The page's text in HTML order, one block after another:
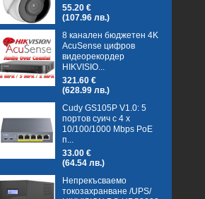
55.20 €
(107.96 лв.)
8 канален бюджетен 4K
AcuSense цифров
видеорекордер
HIKVISIO...
321.60 €
(628.99 лв.)
Cudy GS105P V1.0: 5
портов суич с 4 x
10/100/1000 Mbps PoE
п...
33.00 €
(64.54 лв.)
Непрекъсваемо
токозахранване /UPS/